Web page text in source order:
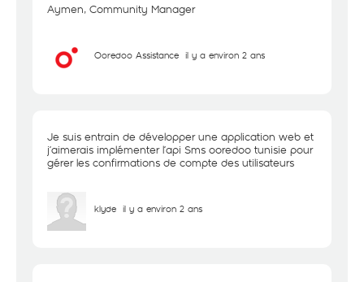
Aymen, Community Manager
Ooredoo Assistance il y a environ 2 ans
Je suis entrain de développer une application web et
j’aimerais implémenter l’api Sms ooredoo tunisie pour
gérer les confirmations de compte des utilisateurs
klyde il y a environ 2 ans